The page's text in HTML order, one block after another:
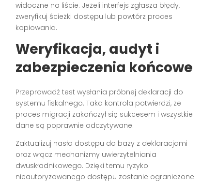
widoczne na liście. Jeżeli interfejs zgłasza błędy,
zweryfikuj ścieżki dostępu lub powtórz proces
kopiowania.
Weryfikacja, audyt i
zabezpieczenia końcowe
Przeprowadź test wysłania próbnej deklaracji do
systemu fiskalnego. Taka kontrola potwierdzi, że
proces migracji zakończył się sukcesem i wszystkie
dane są poprawnie odczytywane.
Zaktualizuj hasła dostępu do bazy z deklaracjami
oraz włącz mechanizmy uwierzytelniania
dwuskładnikowego. Dzięki temu ryzyko
nieautoryzowanego dostępu zostanie ograniczone